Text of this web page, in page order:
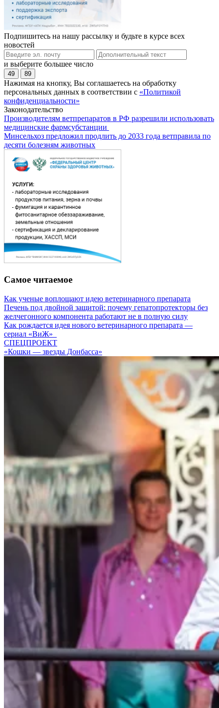
Подпишитесь на нашу рассылку и будьте в курсе всех
новостей
и выберите большее число
49 89
Нажимая на кнопку, Вы соглашаетесь на обработку
персональных данных в соответствии с «Политикой
конфиденциальности»
Законодательство
Производителям ветпрепаратов в РФ разрешили использовать
медицинские фармсубстанции
Минсельхоз предложил продлить до 2033 года ветправила по
десяти болезням животных
Самое читаемое
Как ученые воплощают идею ветеринарного препарата
Печень под двойной защитой: почему гепатопротекторы без
желчегонного компонента работают не в полную силу
Как рождается идея нового ветеринарного препарата —
сериал «ВиЖ»
СПЕЦПРОЕКТ
«Кошки — звезды Донбасса»